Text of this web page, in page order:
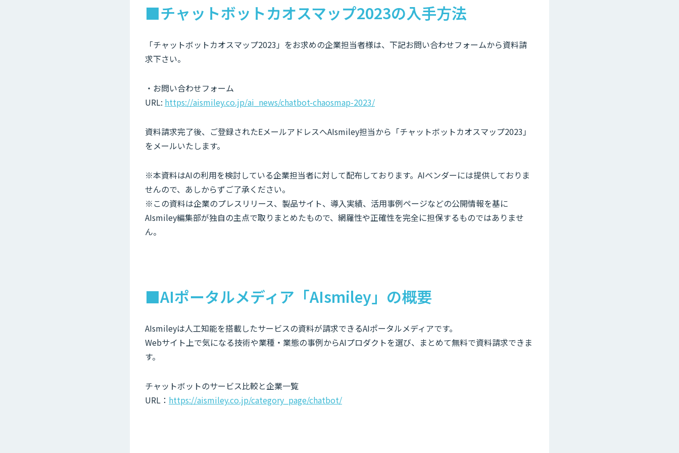
■チャットボットカオスマップ2023の入手方法
「チャットボットカオスマップ2023」をお求めの企業担当者様は、下記お問い合わせフォームから資料請
求下さい。
・お問い合わせフォーム
URL: https://aismiley.co.jp/ai_news/chatbot-chaosmap-2023/
資料請求完了後、ご登録されたEメールアドレスへAIsmiley担当から「チャットボットカオスマップ2023」
をメールいたします。
※本資料はAIの利用を検討している企業担当者に対して配布しております。AIベンダーには提供しておりま
せんので、あしからずご了承ください。
※この資料は企業のプレスリリース、製品サイト、導入実績、活用事例ページなどの公開情報を基に
AIsmiley編集部が独自の主点で取りまとめたもので、網羅性や正確性を完全に担保するものではありませ
ん。
■AIポータルメディア「AIsmiley」の概要
AIsmileyは人工知能を搭載したサービスの資料が請求できるAIポータルメディアです。
Webサイト上で気になる技術や業種・業態の事例からAIプロダクトを選び、まとめて無料で資料請求できま
す。
チャットボットのサービス比較と企業一覧
URL： https://aismiley.co.jp/category_page/chatbot/